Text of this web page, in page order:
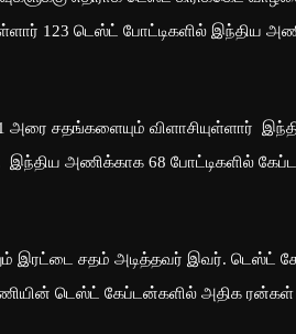
123 டெஸ்ட் போட்டிகளில் இந்திய
சதங்களையும் விளாசியுள்ளார்
அணிக்காக 68 போட்டிகளில்
இரட்டை சதம் அடித்தவர் இவர். டெஸ்ட்
டெஸ்ட் கேப்டன்களில் அதிக ரன்கள்